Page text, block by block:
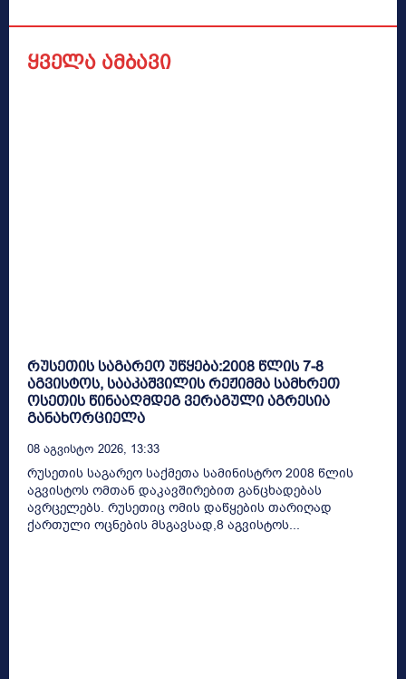
ყველა ამბავი
რუსეთის საგარეო უწყება:2008 წლის 7-8
აგვისტოს, სააკაშვილის რეჟიმმა სამხრეთ
ოსეთის წინააღმდეგ ვერაგული აგრესია
განახორციელა
08 Აგვისტო 2026, 13:33
რუსეთის საგარეო საქმეთა სამინისტრო 2008 წლის
აგვისტოს ომთან დაკავშირებით განცხადებას
ავრცელებს. რუსეთიც ომის დაწყების თარიღად
ქართული ოცნების მსგავსად,8 აგვისტოს...